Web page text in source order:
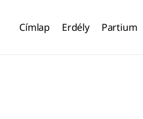
Címlap Erdély Partium